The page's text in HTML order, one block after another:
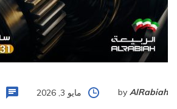
by AlRabiah مايو 3, 2026